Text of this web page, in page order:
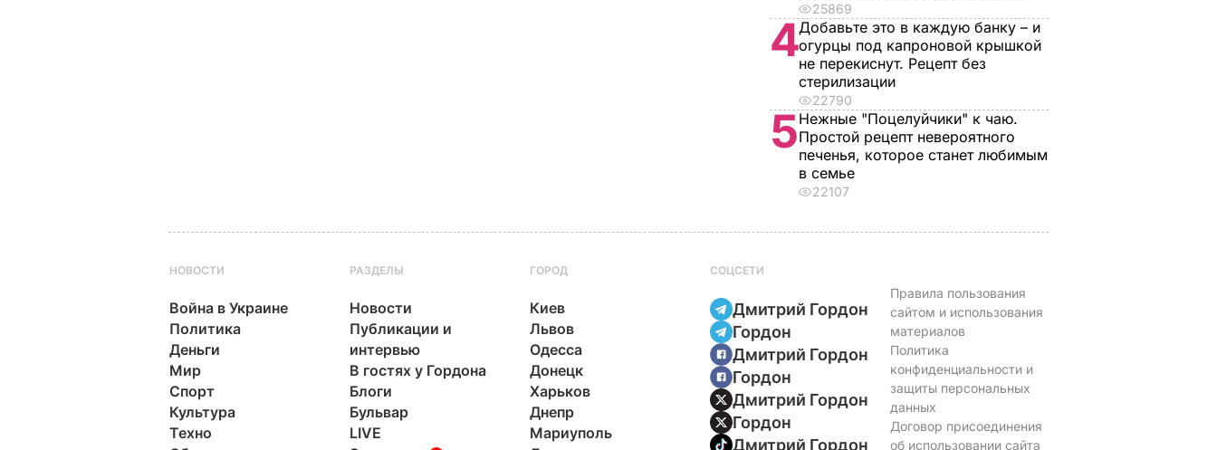
25869
4Добавьте это в каждую банку – и
огурцы под капроновой крышкой
не перекиснут. Рецепт без
стерилизации
22790
5Нежные "Поцелуйчики" к чаю.
Простой рецепт невероятного
печенья, которое станет любимым
в семье
22107
НОВОСТИ
Война в Украине
Политика
Деньги
Мир
Спорт
Культура
Техно
РАЗДЕЛЫ
Новости
Публикации и
интервью
В гостях у Гордона
Блоги
Бульвар
LIVE
ГОРОД
Киев
Львов
Одесса
Донецк
Харьков
Днепр
Мариуполь
СОЦСЕТИ
Дмитрий Гордон
Гордон
Дмитрий Гордон
Гордон
Дмитрий Гордон
Гордон
Дмитрий Гордон
Правила пользования
сайтом и использования
материалов
Политика
конфиденциальности и
защиты персональных
данных
Договор присоединения
об использовании сайта